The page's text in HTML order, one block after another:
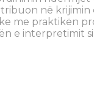
në krijimin
me praktikën
e interpretimit